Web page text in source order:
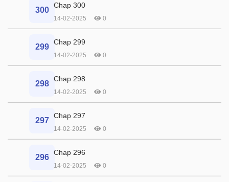
300
Chap 300
14-02-2025 0
299
Chap 299
14-02-2025 0
298
Chap 298
14-02-2025 0
297
Chap 297
14-02-2025 0
296
Chap 296
14-02-2025 0